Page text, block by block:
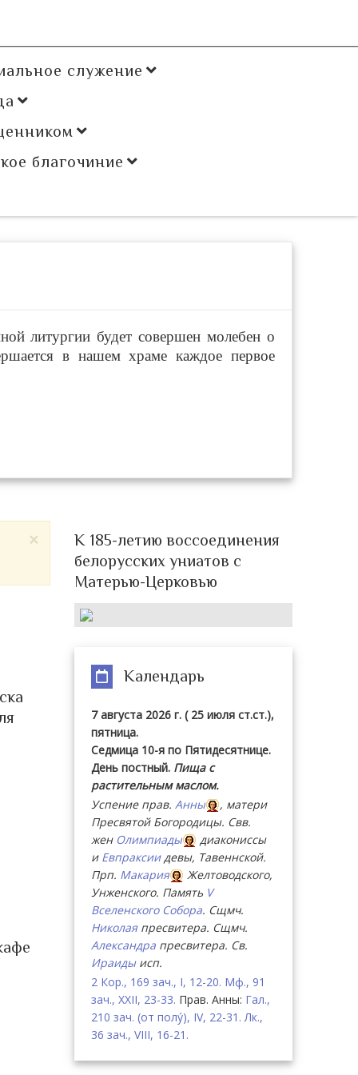
служение
благочиние
литургии будет совершен молебен о
в нашем храме каждое первое
×
К 185-летию воссоединения
белорусских униатов с
Матерью-Церковью
Календарь
7 августа 2026 г. ( 25 июля ст.ст.),
пятница.
Седмица 10-я по Пятидесятнице.
День постный. Пища с
растительным маслом.
Успение прав.Анны
, матери
Пресвятой Богородицы. Свв.
жен Олимпиады
диакониссы
и Евпраксиидевы, Тавеннской.
Прп. Макария
Желтоводского,
Унженского. Память V
Вселенского Собора. Сщмч.
Николаяпресвитера. Сщмч.
Александра пресвитера. Св.
Ираидыисп.
2 Кор., 169 зач., I, 12-20. Мф., 91
зач., XXII, 23-33. Прав. Анны: Гал.,
210 зач. (от полу́), IV, 22-31. Лк.,
36 зач., VIII, 16-21.